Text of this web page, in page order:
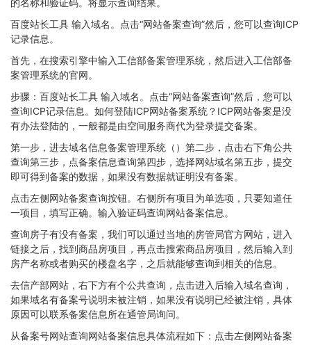
的名称和验证码。将显示查询结果。
百度站长工具 输入域名。点击“网站备案查询”然后，您可以查询ICP
记录信息。
首先，在搜索引擎中输入工信部备案管理系统，然后进入工信部备
案管理系统的官网。
步骤：百度站长工具 输入域名。点击“网站备案查询”然后，您可以
查询ICP记录信息。如何登陆ICP网站备案系统？ICP网站备案是没
有办法登陆的，一般都是由空间服务商代为登录提交备案。
第一步，进去域名信息备案管理系统（）第二步，点击右下角公共
查询第三步，点备案信息查询第四步，选择网站域名第五步，提交
即可得到备案的数据，如果没有数据就证明没有备案。
点击左侧网站备案查询按钮。右侧所有项目为单选项，只要知道任
一项目，填写正确。输入验证码查询网站备案信息。
查询房子有没有备案，我们可以通过当地的房管局官方网站，进入
链接之后，找到商品房项目，再点击搜索商品房项目，然后输入到
房产名称或者购买的楼盘名字，之后就能够查询到相关的信息。
去信产部网站，右下方有个公共查询，点击进入后输入域名查询，
如果域名有备案号说明未被注销，如果没有说明已经被注销，具体
原因可以联系备案信息所在通管局询问。
从备案号网站查询网站备案信息具体流程如下：点击左侧网站备案